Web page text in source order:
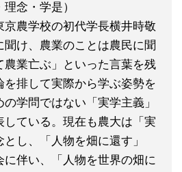
念・学是）
京農学校の初代学長横井時敬
聞け、農業のことは農民に聞
農業亡ぶ」といった言葉を残
を排して実際から学ぶ姿勢を
学問ではない「実学主義」
している。現在も農大は「実
し、「人物を畑に還す」
に伴い、「人物を世界の畑に